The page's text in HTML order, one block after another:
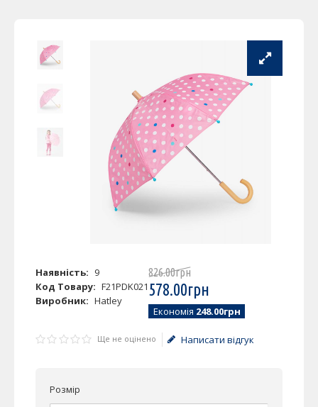
Наявність: 9
Код Товару: F21PDK021
Виробник: Hatley
826.00грн
578.00грн
Економія 248.00грн
Ще не оцінено Написати відгук
Розмір